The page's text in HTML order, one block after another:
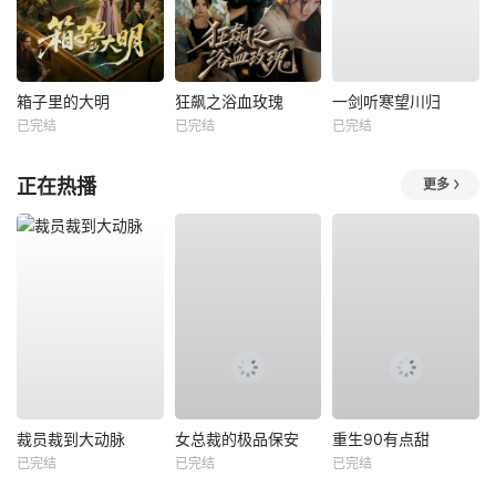
箱子里的大明
已完结
狂飙之浴血玫瑰
已完结
一剑听寒望川归
已完结
正在热播 更多
裁员裁到大动脉
已完结
女总裁的极品保安
已完结
重生90有点甜
已完结